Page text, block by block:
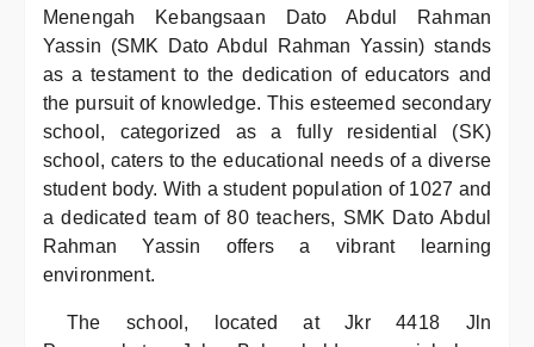
Menengah Kebangsaan Dato Abdul Rahman
Yassin (SMK Dato Abdul Rahman Yassin) stands
as a testament to the dedication of educators and
the pursuit of knowledge. This esteemed secondary
school, categorized as a fully residential (SK)
school, caters to the educational needs of a diverse
student body. With a student population of 1027 and
a dedicated team of 80 teachers, SMK Dato Abdul
Rahman Yassin offers a vibrant learning
environment.
The school, located at Jkr 4418 Jln